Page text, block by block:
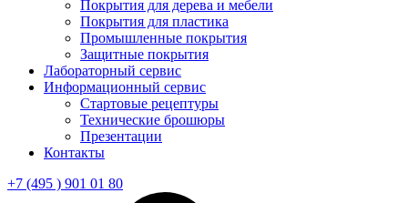
Покрытия для дерева и мебели
Покрытия для пластика
Промышленные покрытия
Защитные покрытия
Лабораторный сервис
Информационный сервис
Стартовые рецептуры
Технические брошюры
Презентации
Контакты
+7 (495 ) 901 01 80